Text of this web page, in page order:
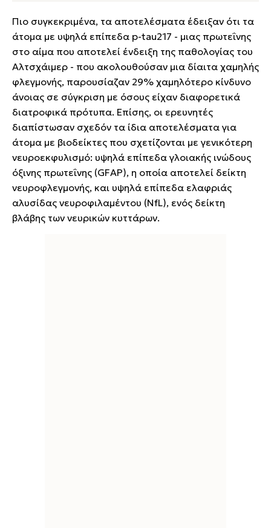
Πιο συγκεκριμένα, τα αποτελέσματα έδειξαν ότι τα
άτομα με υψηλά επίπεδα p-tau217 - μιας πρωτεΐνης
στο αίμα που αποτελεί ένδειξη της παθολογίας του
Αλτσχάιμερ - που ακολουθούσαν μια δίαιτα χαμηλής
φλεγμονής, παρουσίαζαν 29% χαμηλότερο κίνδυνο
άνοιας σε σύγκριση με όσους είχαν διαφορετικά
διατροφικά πρότυπα. Επίσης, οι ερευνητές
διαπίστωσαν σχεδόν τα ίδια αποτελέσματα για
άτομα με βιοδείκτες που σχετίζονται με γενικότερη
νευροεκφυλισμό: υψηλά επίπεδα γλοιακής ινώδους
όξινης πρωτεΐνης (GFAP), η οποία αποτελεί δείκτη
νευροφλεγμονής, και υψηλά επίπεδα ελαφριάς
αλυσίδας νευροφιλαμέντου (NfL), ενός δείκτη
βλάβης των νευρικών κυττάρων.